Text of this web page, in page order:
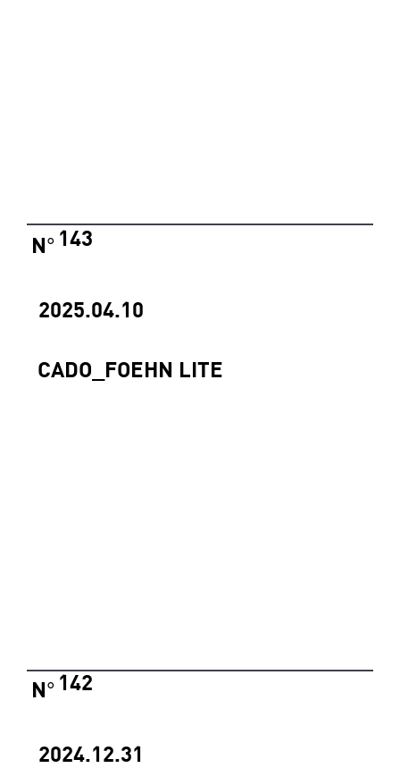
2025.04.10
CADO_FOEHN LITE
143
N°
2024.12.31
142
N°